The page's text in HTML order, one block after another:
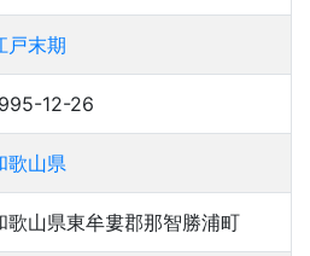
戸末期
12-26
歌山県
歌山県東牟婁郡那智勝浦町